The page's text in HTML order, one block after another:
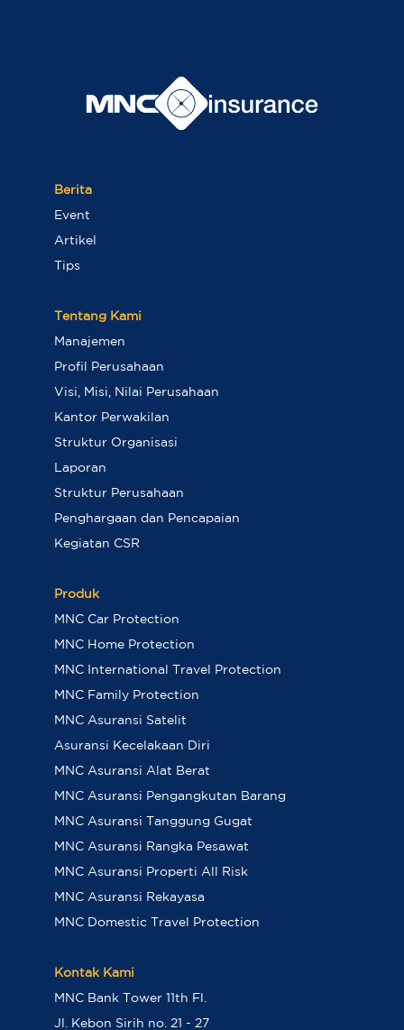
Berita
Event
Artikel
Tips
Tentang Kami
Manajemen
Profil Perusahaan
Visi, Misi, Nilai Perusahaan
Kantor Perwakilan
Struktur Organisasi
Laporan
Struktur Perusahaan
Penghargaan dan Pencapaian
Kegiatan CSR
Produk
MNC Car Protection
MNC Home Protection
MNC International Travel Protection
MNC Family Protection
MNC Asuransi Satelit
Asuransi Kecelakaan Diri
MNC Asuransi Alat Berat
MNC Asuransi Pengangkutan Barang
MNC Asuransi Tanggung Gugat
MNC Asuransi Rangka Pesawat
MNC Asuransi Properti All Risk
MNC Asuransi Rekayasa
MNC Domestic Travel Protection
Kontak Kami
MNC Bank Tower 11th Fl.
Jl. Kebon Sirih no. 21 - 27